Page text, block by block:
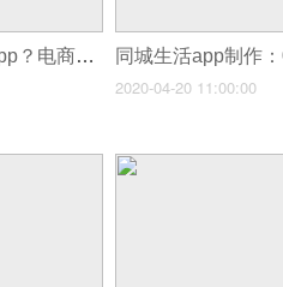
为什么要开发电商app？电商app开发多少钱？
2020-04-20 11:00:00